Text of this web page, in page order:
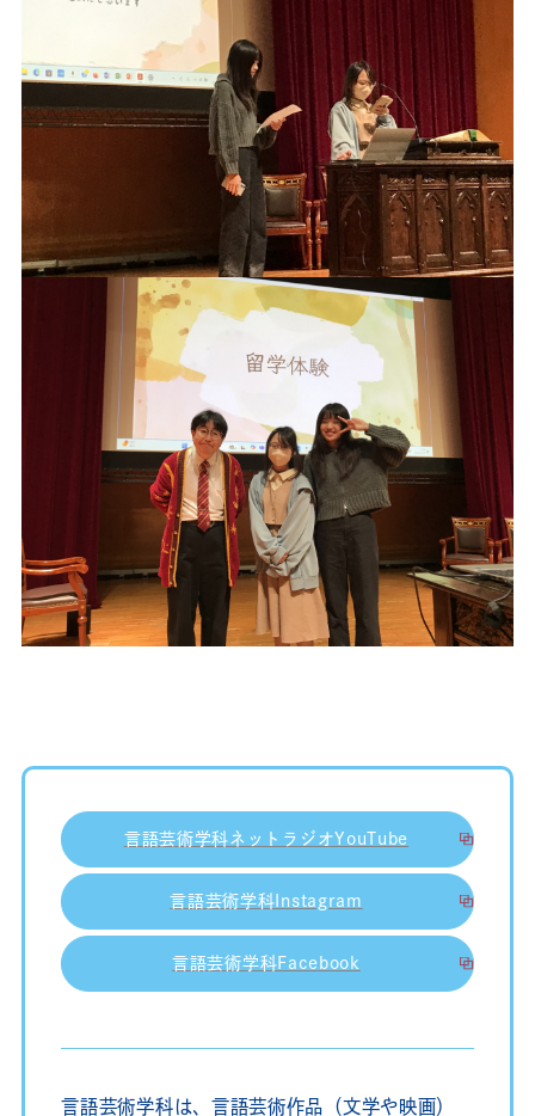
言語芸術学科ネットラジオYouTube
言語芸術学科Instagram
言語芸術学科Facebook
言語芸術学科は、言語芸術作品（文学や映画）